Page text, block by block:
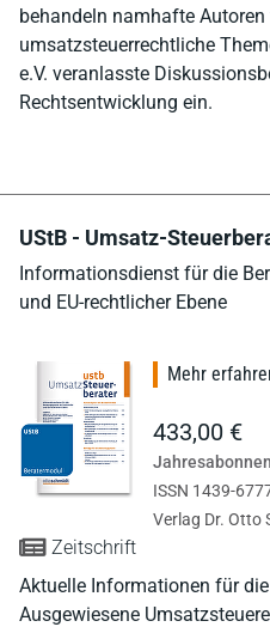
behandeln namhafte
umsatzsteuerrechtliche
e.V. veranlasste
Rechtsentwicklung ein.
UStB - Umsatz-
Informationsdienst für die
und EU-rechtlicher Ebene
Zeitschrift
Aktuelle Informationen für
Ausgewiesene
Mehr
433,00 €
ISSN 1439-
Verlag Dr. Otto